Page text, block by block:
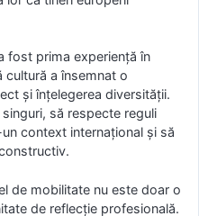
fost prima experiență în
cultură a însemnat o
și înțelegerea diversității.
să respecte reguli
context internațional și să
de mobilitate nu este doar o
de reflecție profesională.